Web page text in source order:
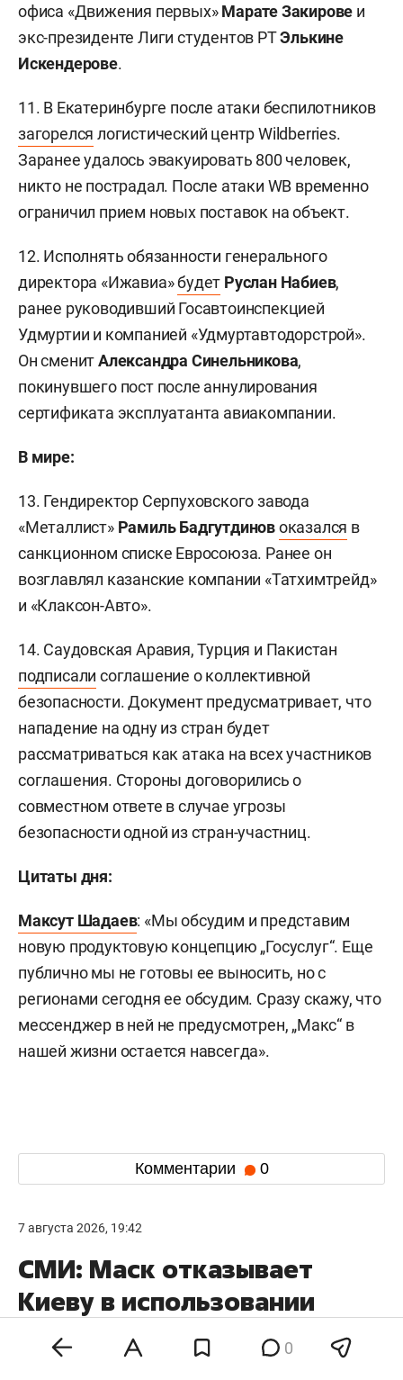
офиса «Движения первых»Марате Закирове и
экс-президенте Лиги студентов РТЭлькине
Искендерове.
11. В Екатеринбурге после атаки беспилотников
загорелся логистический центр Wildberries.
Заранее удалось эвакуировать 800 человек,
никто не пострадал. После атаки WB временно
ограничил прием новых поставок на объект.
12. Исполнять обязанности генерального
директора «Ижавиа»будет Руслан Набиев,
ранее руководивший Госавтоинспекцией
Удмуртии и компанией «Удмуртавтодорстрой».
Он сменитАлександра Синельникова,
покинувшего пост после аннулирования
сертификата эксплуатанта авиакомпании.
В мире:
13. Гендиректор Серпуховского завода
«Металлист» Рамиль Бадгутдиновоказался в
санкционном списке Евросоюза. Ранее он
возглавлял казанские компании «Татхимтрейд»
и «Клаксон-Авто».
14. Саудовская Аравия, Турция и Пакистан
подписали соглашение о коллективной
безопасности. Документ предусматривает, что
нападение на одну из стран будет
рассматриваться как атака на всех участников
соглашения. Стороны договорились о
совместном ответе в случае угрозы
безопасности одной из стран-участниц.
Цитаты дня:
Максут Шадаев: «Мы обсудим и представим
новую продуктовую концепцию „Госуслуг“. Еще
публично мы не готовы ее выносить, но с
регионами сегодня ее обсудим. Сразу скажу, что
мессенджер в ней не предусмотрен, „Макс“ в
нашей жизни остается навсегда».
Комментарии 0
7 августа 2026, 19:42
СМИ: Маск отказывает
Киеву в использовании
Starlink для наведения
ударов по РФ
0